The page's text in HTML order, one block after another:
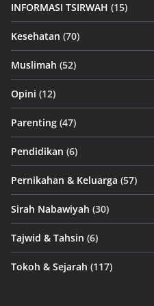
INFORMASI TSIRWAH (15)
Kesehatan (70)
Muslimah (52)
Opini (12)
Parenting (47)
Pendidikan (6)
Pernikahan & Keluarga (57)
Sirah Nabawiyah (30)
Tajwid & Tahsin (6)
Tokoh & Sejarah (117)